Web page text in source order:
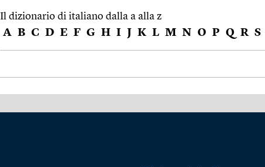
Il dizionario di italiano dalla a alla z
A B C D E F G H I J K L M N O P Q R S